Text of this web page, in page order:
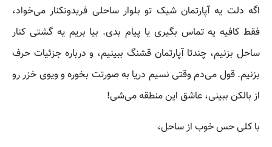
اگه دلت یه آپارتمان شیک تو بلوار ساحلی فریدونکنار می‌خواد،
فقط کافیه یه تماس بگیری یا پیام بدی. بیا بریم یه گشتی کنار
ساحل بزنیم، چندتا آپارتمان قشنگ ببینیم، و درباره جزئیات حرف
بزنیم. قول می‌دم وقتی نسیم دریا به صورتت بخوره و ویوی خزر رو
از بالکن ببینی، عاشق این منطقه می‌شی!
با کلی حس خوب از ساحل،